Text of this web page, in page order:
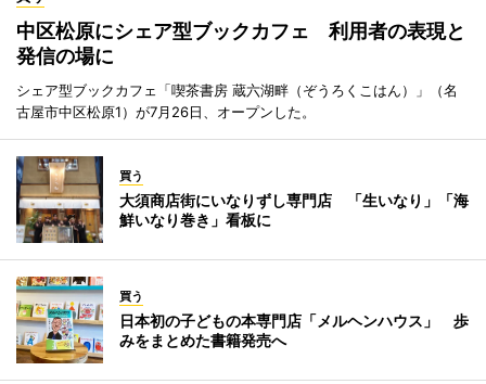
中区松原にシェア型ブックカフェ 利用者の表現と
発信の場に
シェア型ブックカフェ「喫茶書房 蔵六湖畔（ぞうろくこはん）」（名
古屋市中区松原1）が7月26日、オープンした。
買う
大須商店街にいなりずし専門店 「生いなり」「海
鮮いなり巻き」看板に
買う
日本初の子どもの本専門店「メルヘンハウス」 歩
みをまとめた書籍発売へ